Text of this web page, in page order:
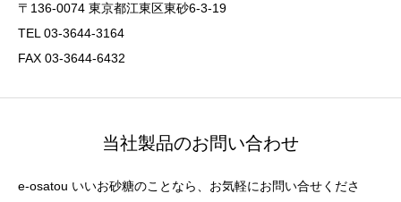
〒136-0074 東京都江東区東砂6-3-19
TEL 03-3644-3164
FAX 03-3644-6432
当社製品のお問い合わせ
e-osatou いいお砂糖のことなら、お気軽にお問い合せくださ